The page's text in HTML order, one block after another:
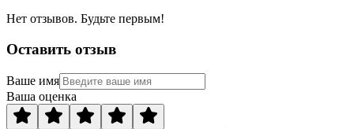
Нет отзывов. Будьте первым!
Оставить отзыв
Ваше имя
Ваша оценка